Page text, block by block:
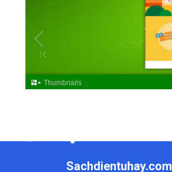
Sachdientuhay.com